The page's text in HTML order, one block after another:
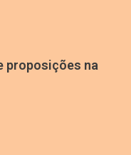
proposições na